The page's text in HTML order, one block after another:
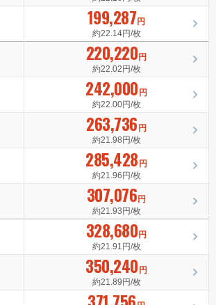
199,287円
約22.14円/枚
220,220円
約22.02円/枚
242,000 円
約22.00円/枚
263,736 円
約21.98円/枚
285,428 円
約21.96円/枚
307,076円
約21.93円/枚
328,680円
約21.91円/枚
350,240 円
約21.89円/枚